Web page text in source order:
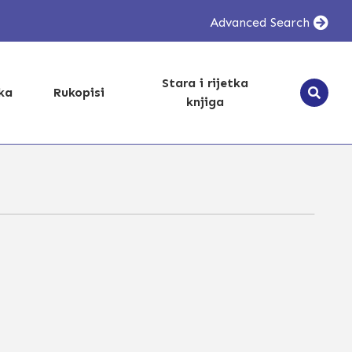
Advanced Search
Rukopisi
Stara i rijetka
knjiga